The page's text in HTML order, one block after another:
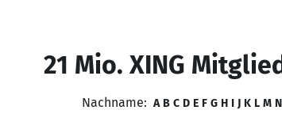
21 Mio. XING
Nachname: A B C D E F G H I J K L M N